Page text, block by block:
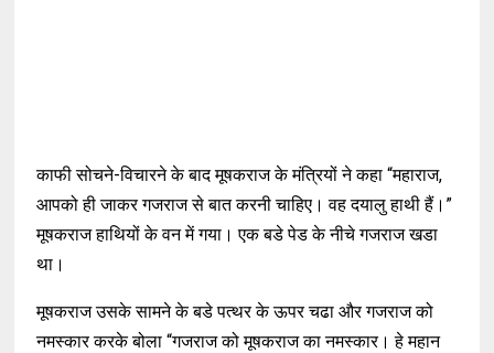
काफी सोचने-विचारने के बाद मूषकराज के मंत्रियों ने कहा “महाराज,
आपको ही जाकर गजराज से बात करनी चाहिए। वह दयालु हाथी हैं।”
मूषकराज हाथियों के वन में गया। एक बडे पेड के नीचे गजराज खडा
था।
मूषकराज उसके सामने के बडे पत्थर के ऊपर चढा और गजराज को
नमस्कार करके बोला “गजराज को मूषकराज का नमस्कार। हे महान